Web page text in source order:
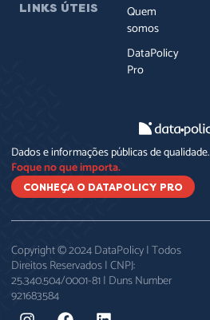
LINKS ÚTEIS
Quem
somos
DataPolicy
Pro
Dados e informações públicas de qualidade.
Foque no que importa.
CONHEÇA O DATAPOLICY PRO
Copyright © 2024 DataPolicy | Todos
Direitos Reservados | CNPJ:
25.340.504/0001-81 | Duns Number
921683584